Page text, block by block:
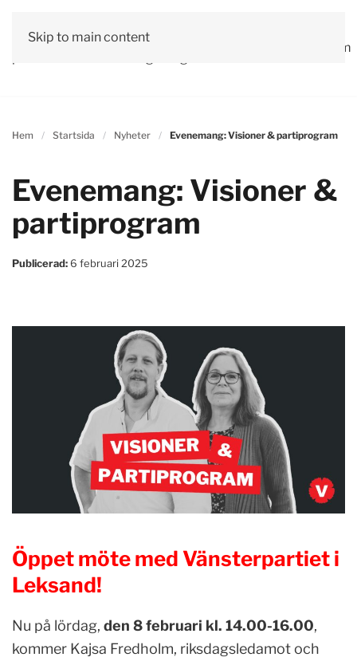
Skip to main content
Vår
Debatt
OmLäs våra
Valprogram
Hem Startsida Nyheter Evenemang: Visioner & partiprogram
Evenemang: Visioner &
partiprogram
Publicerad:6 februari 2025
Öppet möte med Vänsterpartiet i
Leksand!
Nu på lördag, den 8 februari kl. 14.00-16.00,
kommer Kajsa Fredholm, riksdagsledamot och